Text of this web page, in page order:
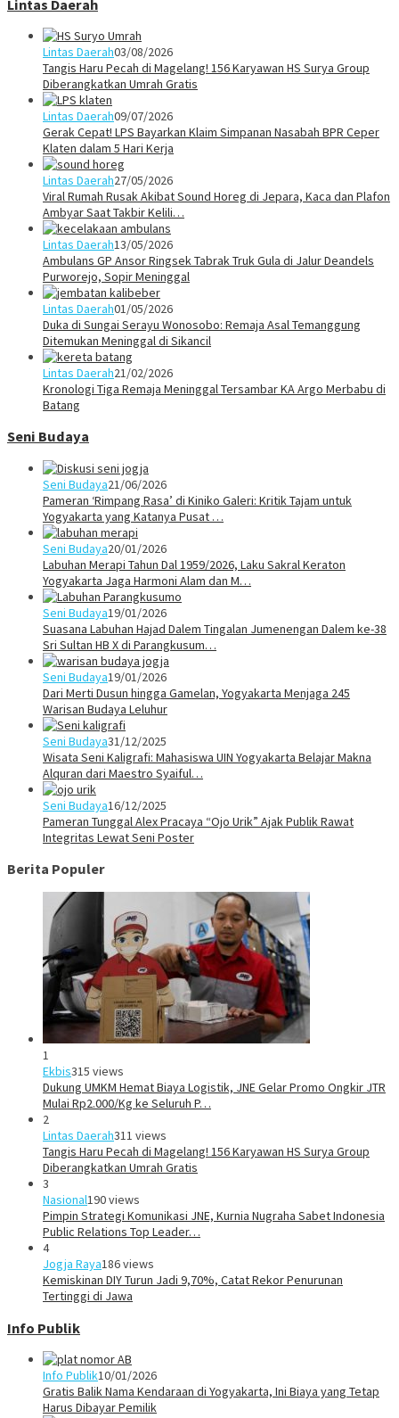
Lintas Daerah
Lintas Daerah03/08/2026
Tangis Haru Pecah di Magelang! 156 Karyawan HS Surya Group
Diberangkatkan Umrah Gratis
Lintas Daerah09/07/2026
Gerak Cepat! LPS Bayarkan Klaim Simpanan Nasabah BPR Ceper
Klaten dalam 5 Hari Kerja
Lintas Daerah27/05/2026
Viral Rumah Rusak Akibat Sound Horeg di Jepara, Kaca dan Plafon
Ambyar Saat Takbir Kelili…
Lintas Daerah13/05/2026
Ambulans GP Ansor Ringsek Tabrak Truk Gula di Jalur Deandels
Purworejo, Sopir Meninggal
Lintas Daerah01/05/2026
Duka di Sungai Serayu Wonosobo: Remaja Asal Temanggung
Ditemukan Meninggal di Sikancil
Lintas Daerah21/02/2026
Kronologi Tiga Remaja Meninggal Tersambar KA Argo Merbabu di
Batang
Seni Budaya
Seni Budaya21/06/2026
Pameran ‘Rimpang Rasa’ di Kiniko Galeri: Kritik Tajam untuk
Yogyakarta yang Katanya Pusat …
Seni Budaya20/01/2026
Labuhan Merapi Tahun Dal 1959/2026, Laku Sakral Keraton
Yogyakarta Jaga Harmoni Alam dan M…
Seni Budaya19/01/2026
Suasana Labuhan Hajad Dalem Tingalan Jumenengan Dalem ke-38
Sri Sultan HB X di Parangkusum…
Seni Budaya19/01/2026
Dari Merti Dusun hingga Gamelan, Yogyakarta Menjaga 245
Warisan Budaya Leluhur
Seni Budaya31/12/2025
Wisata Seni Kaligrafi: Mahasiswa UIN Yogyakarta Belajar Makna
Alquran dari Maestro Syaiful…
Seni Budaya16/12/2025
Pameran Tunggal Alex Pracaya “Ojo Urik” Ajak Publik Rawat
Integritas Lewat Seni Poster
Berita Populer
1
Ekbis315 views
Dukung UMKM Hemat Biaya Logistik, JNE Gelar Promo Ongkir JTR
Mulai Rp2.000/Kg ke Seluruh P…
2
Lintas Daerah311 views
Tangis Haru Pecah di Magelang! 156 Karyawan HS Surya Group
Diberangkatkan Umrah Gratis
3
Nasional190 views
Pimpin Strategi Komunikasi JNE, Kurnia Nugraha Sabet Indonesia
Public Relations Top Leader…
4
Jogja Raya186 views
Kemiskinan DIY Turun Jadi 9,70%, Catat Rekor Penurunan
Tertinggi di Jawa
Info Publik
Info Publik10/01/2026
Gratis Balik Nama Kendaraan di Yogyakarta, Ini Biaya yang Tetap
Harus Dibayar Pemilik